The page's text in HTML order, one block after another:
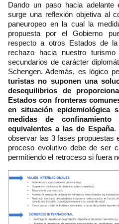
Dando un paso hacia adelante
surge una reflexión objetiva al
paneuropeo en la cual la
propuesta por el Gobierno
respecto a otros Estados de
rechazo hacia nuestro
secundarios de carácter
Schengen. Además, es lógico
turistas no suponen una
desequilibrios de
Estados con fronteras
en situación epidemiológica
medidas de
equivalentes a las de España.
observar las 3 fases propuestas
proceso evolutivo debe de ser
permitiendo el retroceso si fuera